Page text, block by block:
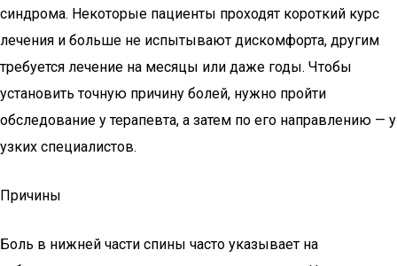
синдрома. Некоторые пациенты проходят короткий курс
лечения и больше не испытывают дискомфорта, другим
требуется лечение на месяцы или даже годы. Чтобы
установить точную причину болей, нужно пройти
обследование у терапевта, а затем по его направлению — у
узких специалистов.
Причины
Боль в нижней части спины часто указывает на